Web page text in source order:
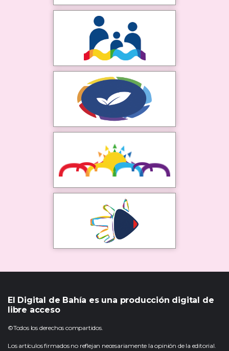
El Digital de Bahía es una producción digital de
libre acceso
©Todos los derechos compartidos.
Los artículos firmados no reflejan necesariamente la opinión de la editorial.